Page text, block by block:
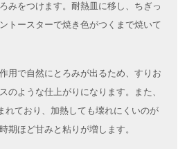
みをつけます。耐熱皿に移し、ちぎっ
トースターで焼き色がつくまで焼いて
用で自然にとろみが出るため、すりお
のような仕上がりになります。また、
れており、加熱しても壊れにくいのが
期ほど甘みと粘りが増します。